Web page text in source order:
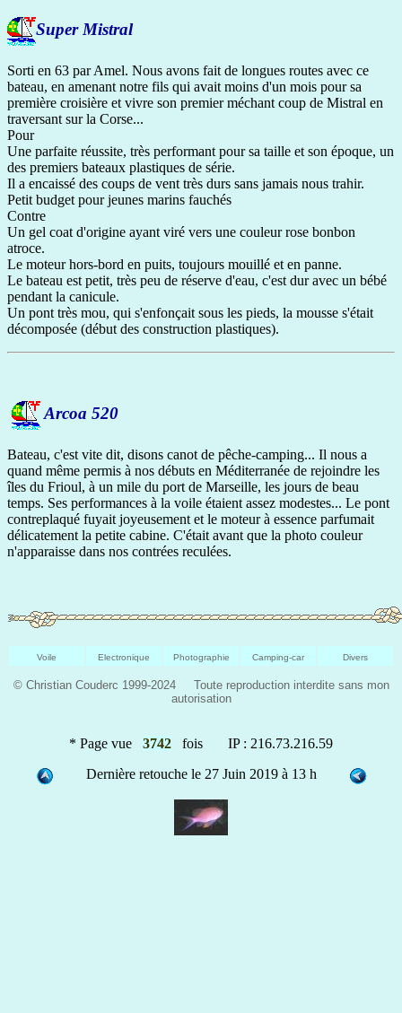
Super Mistral
Sorti en 63 par Amel. Nous avons fait de longues routes avec ce
bateau, en amenant notre fils qui avait moins d'un mois pour sa
première croisière et vivre son premier méchant coup de Mistral en
traversant sur la Corse...
Pour
Une parfaite réussite, très performant pour sa taille et son époque, un
des premiers bateaux plastiques de série.
Il a encaissé des coups de vent très durs sans jamais nous trahir.
Petit budget pour jeunes marins fauchés
Contre
Un gel coat d'origine ayant viré vers une couleur rose bonbon
atroce.
Le moteur hors-bord en puits, toujours mouillé et en panne.
Le bateau est petit, très peu de réserve d'eau, c'est dur avec un bébé
pendant la canicule.
Un pont très mou, qui s'enfonçait sous les pieds, la mousse s'était
décomposée (début des construction plastiques).
Arcoa 520
Bateau, c'est vite dit, disons canot de pêche-camping... Il nous a
quand même permis à nos débuts en Méditerranée de rejoindre les
îles du Frioul, à un mile du port de Marseille, les jours de beau
temps. Ses performances à la voile étaient assez modestes... Le pont
contreplaqué fuyait joyeusement et le moteur à essence parfumait
délicatement la petite cabine. C'était avant que la photo couleur
n'apparaisse dans nos contrées reculées.
Voile Electronique Photographie Camping-car Divers
© Christian Couderc 1999-2024 Toute reproduction interdite sans mon
autorisation
* Page vue 3742 fois IP : 216.73.216.59
Dernière retouche le 27 Juin 2019 à 13 h